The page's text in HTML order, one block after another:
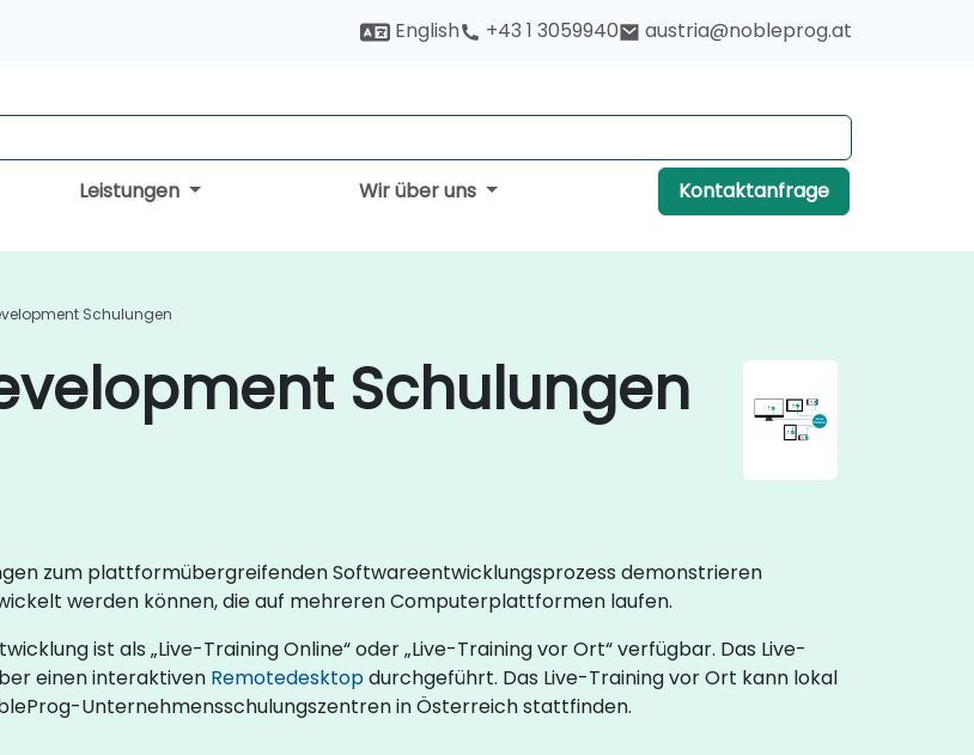
English +43 1 3059940 austria@nobleprog.at
Leistungen Wir über uns Kontaktanfrage
Schulungen
Schulungen
zum plattformübergreifenden Softwareentwicklungsprozess demonstrieren
werden können, die auf mehreren Computerplattformen laufen.
ist als „Live-Training Online“ oder „Live-Training vor Ort“ verfügbar. Das Live-
einen interaktiven Remotedesktopdurchgeführt. Das Live-Training vor Ort kann lokal
Unternehmensschulungszentren in Österreich stattfinden.